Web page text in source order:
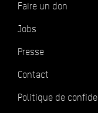
Faire un don
Jobs
Presse
Contact
Politique de